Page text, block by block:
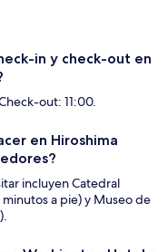
in y check-out en
out: 11:00.
en Hiroshima
incluyen Catedral
a pie) y Museo de